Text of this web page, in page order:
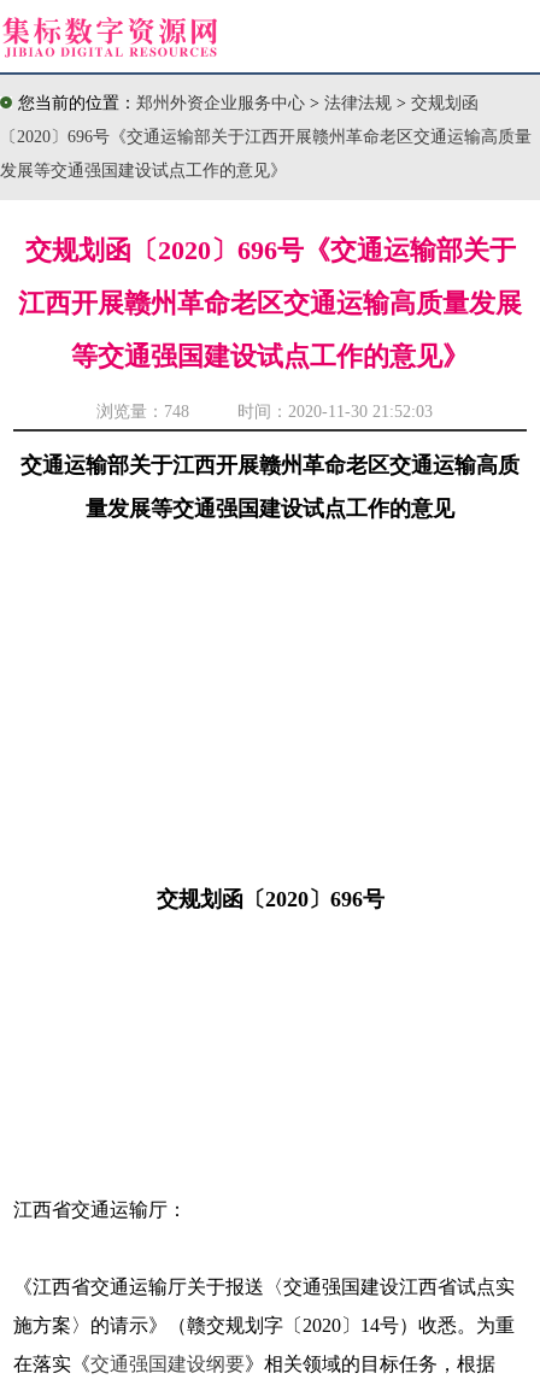
您当前的位置： 郑州外资企业服务中心 > 法律法规 > 交规划函
〔2020〕696号《交通运输部关于江西开展赣州革命老区交通运输高质量
发展等交通强国建设试点工作的意见》
交规划函〔2020〕696号《交通运输部关于
江西开展赣州革命老区交通运输高质量发展
等交通强国建设试点工作的意见》
浏览量： 748 时间：2020-11-30 21:52:03
交通运输部关于江西开展赣州革命老区交通运输高质
量发展等交通强国建设试点工作的意见
交规划函〔2020〕696号
江西省交通运输厅：
《江西省交通运输厅关于报送〈交通强国建设江西省试点实
施方案〉的请示》（赣交规划字〔2020〕14号）收悉。为重
在落实《交通强国建设纲要》相关领域的目标任务，根据